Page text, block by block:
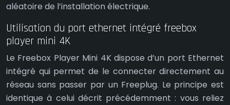
aléatoire de l’installation électrique.
Utilisation du port ethernet intégré freebox
player mini 4K
Le Freebox Player Mini 4K dispose d’un port Ethernet
intégré qui permet de le connecter directement au
réseau sans passer par un Freeplug. Le principe est
identique à celui décrit précédemment : vous reliez